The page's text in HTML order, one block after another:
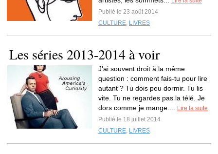
Publié le 23 août 2014
CULTURE, LIVRES
Les séries 2013-2014 à voir
J'ai souvent droit à la même
question : comment fais-tu pour lire
autant ? Tu dois peu dormir. Tu lis
vite. Tu ne regardes pas la télé. Je
dors comme je mange....
Lire la suite
Publié le 18 juillet 2014
CULTURE, LIVRES